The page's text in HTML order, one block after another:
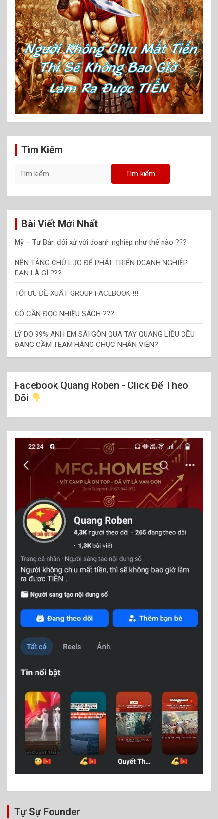
Tìm Kiếm
kiếm
Bài Viết Mới Nhất
Mỹ – Tư Bản đối xử với doanh nghiệp như thế nào ???
NỀN TẢNG CHỦ LỰC ĐỂ PHÁT TRIỂN DOANH NGHIỆP
BẠN LÀ GÌ ???
TỐI ƯU ĐỀ XUẤT GROUP FACEBOOK !!!
CÓ CẦN ĐỌC NHIỀU SÁCH ???
LÝ DO 99% ANH EM SÀI GÒN QUA TAY QUANG LIỀU ĐỀU
ĐANG CẦM TEAM HÀNG CHỤC NHÂN VIÊN?
Facebook Quang Roben - Click Để Theo
Dõi
Tự Sự Founder